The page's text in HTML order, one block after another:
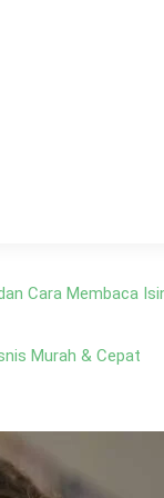
Cara Membaca
Murah & Cepat